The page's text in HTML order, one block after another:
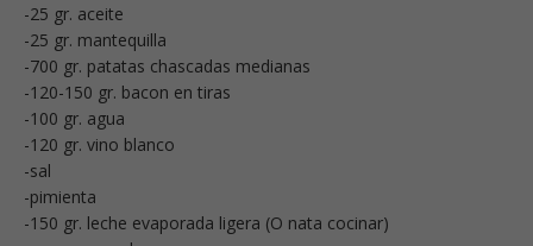
-25 gr. aceite
-25 gr. mantequilla
-700 gr. patatas chascadas medianas
-120-150 gr. bacon en tiras
-100 gr. agua
-120 gr. vino blanco
-sal
-pimienta
-150 gr. leche evaporada ligera (O nata cocinar)